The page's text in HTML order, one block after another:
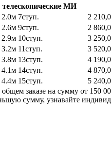
МИ
7ступ.
2
9ступ.
2
10ступ.
3
11ступ.
3
13ступ.
4
14ступ.
4
15ступ.
5
заказе на сумму от 150
сумму, узнавайте